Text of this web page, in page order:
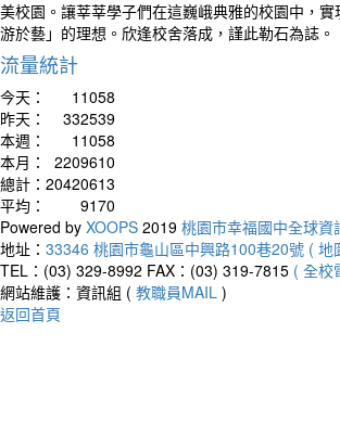
美校園。讓莘莘學子們在這巍峨典雅的校園中，
游於藝」的理想。欣逢校舍落成，謹此勒石為誌。
流量統計
今天：
11058
昨天：
332539
本週：
11058
本月：
2209610
總計： 20420613
平均：
9170
Powered by XOOPS 2019 桃園市幸福國中全球資
地址： 33346 桃園市龜山區中興路100巷20號 ( 地
TEL：(03) 329-8992 FAX：(03) 319-7815 ( 全校
網站維護：資訊組 ( 教職員MAIL )
返回首頁